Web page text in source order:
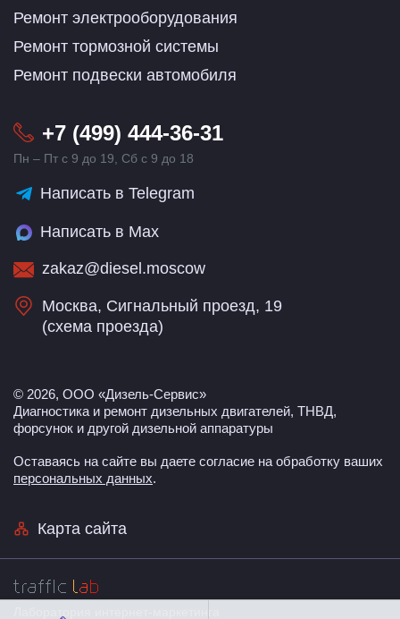
Ремонт электрооборудования
Ремонт тормозной системы
Ремонт подвески автомобиля
+7 (499) 444-36-31
Пн – Пт с 9 до 19, Сб с 9 до 18
Написать в Telegram
Написать в Max
zakaz@diesel.moscow
Москва, Сигнальный проезд, 19
(схема проезда)
© 2026, ООО «Дизель-Сервис»
Диагностика и ремонт дизельных двигателей, ТНВД,
форсунок и другой дизельной аппаратуры
Оставаясь на сайте вы даете согласие на обработку ваших
персональных данных.
Карта сайта